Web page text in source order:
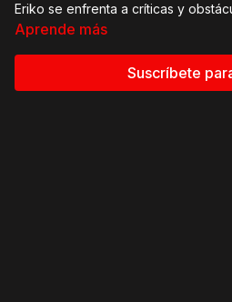
Eriko se enfrenta a críticas y
estrellato. Con determinación,
Aprende más
Suscríbete